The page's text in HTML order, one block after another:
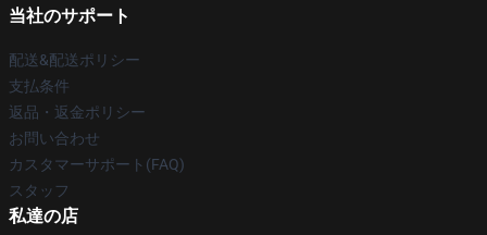
当社のサポート
配送&配送ポリシー
支払条件
返品・返金ポリシー
お問い合わせ
カスタマーサポート(FAQ)
スタッフ
私達の店